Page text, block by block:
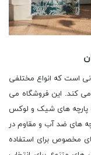
است که انواع مختلفی
می کند. این فروشگاه می
پارچه های شیک و لوکس
های ضد آب و مقاوم در
های مخصوص برای استفاده